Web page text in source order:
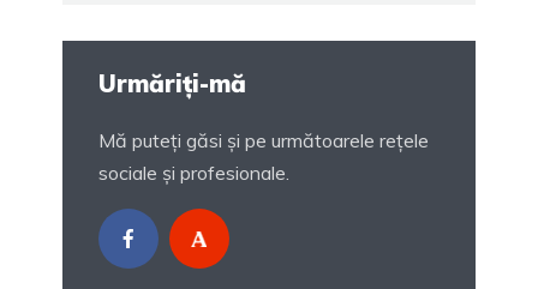
Urmăriți-mă
Mă puteți găsi și pe următoarele rețele
sociale și profesionale.